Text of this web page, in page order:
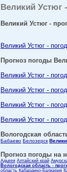
Великий Устюг
Великий Устюг -
Великий Устюг -
Прогноз погоды
Великий Устюг -
Великий Устюг -
Великий Устюг -
Великий Устюг -
Вологодская
Бабаево Белозерск
Прогноз погоды на
Адыгея Алтайский край
Вологодская область -
область Кабардино-Балкария